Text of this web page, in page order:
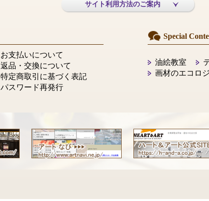
サイト利用方法のご案内
お支払いについて
返品・交換について
特定商取引に基づく表記
パスワード再発行
Special
油絵教室
画材のエコロ